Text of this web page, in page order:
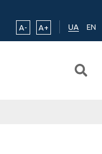
A-
A+ UA EN